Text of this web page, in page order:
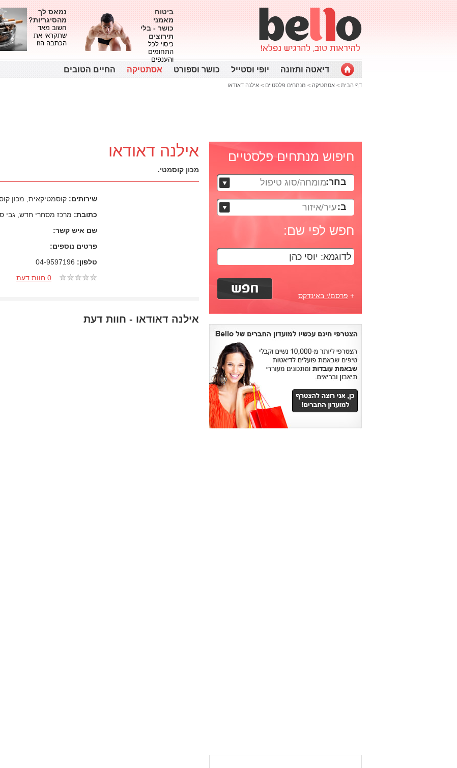
ביטוח
מאמני
כושר - בלי
תירוצים
כיסוי לכל
התחומים
והענפים
נמאס לך
מהסיגריות?
חשוב מאד
שתקראי את
הכתבה הזו
דיאטה ותזונה יופי וסטייל כושר וספורט אסתטיקה החיים הטובים
דף הבית > אסתטיקה > מנתחים פלסטיים > אילנה דאודאו
חיפוש מנתחים פלסטיים
בחר:מומחה/סוג טיפול
ב:עיר/איזור
חפש לפי שם:
+ פרסם/י באינדקס
אילנה דאודאו
מכון קוסמטי.
שירותים: קוסמטיקאית, מכון
כתובת: מרכז מסחרי חדש, גבי
שם איש קשר:
פרטים נוספים:
טלפון:
0 חוות דעת
אילנה דאודאו - חוות דעת